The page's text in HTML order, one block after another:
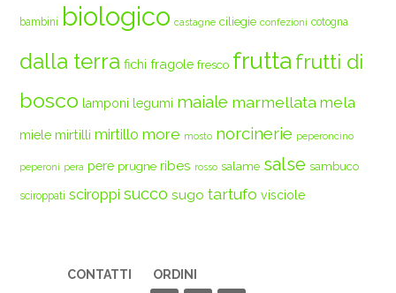
bambini biologico castagne ciliegie confezioni cotogna
dalla terra fichi fragole fresco frutta frutti di
bosco lamponi legumi maiale marmellata mela
miele mirtilli mirtillo more mosto norcinerie peperoncino
peperoni pera pere prugne ribes rosso salame salse sambuco
sciroppati sciroppi succo sugo tartufo visciole
CONTATTI ORDINI